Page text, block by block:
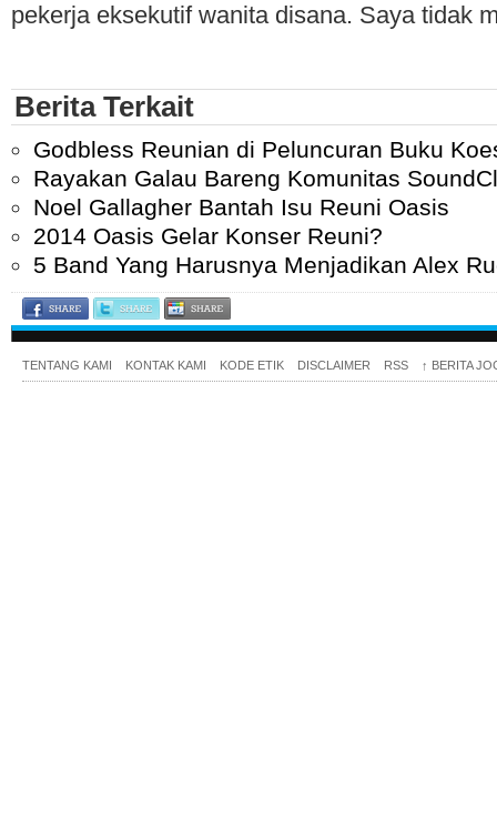
pekerja eksekutif wanita disana. Saya tidak
Berita Terkait
Godbless Reunian di Peluncuran Buku
Rayakan Galau Bareng Komunitas
Noel Gallagher Bantah Isu Reuni Oasis
2014 Oasis Gelar Konser Reuni?
5 Band Yang Harusnya Menjadikan Alex
TENTANG KAMI KONTAK KAMI KODE ETIK DISCLAIMER RSS ↑ BERITA